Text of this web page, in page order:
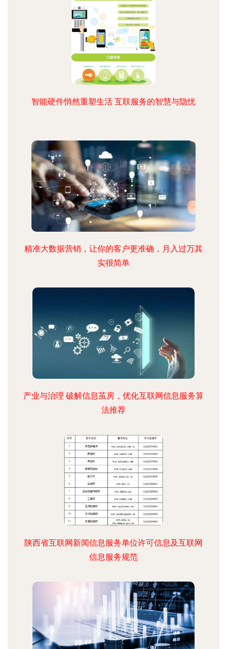
智能硬件悄然重塑生活 互联服务的智慧与隐忧
精准大数据营销，让你的客户更准确，月入过万其
实很简单
产业与治理 破解信息茧房，优化互联网信息服务算
法推荐
陕西省互联网新闻信息服务单位许可信息及互联网
信息服务规范